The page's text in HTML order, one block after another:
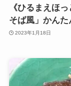
《ひるまえほ
そば風」かんた
2023年1月18日